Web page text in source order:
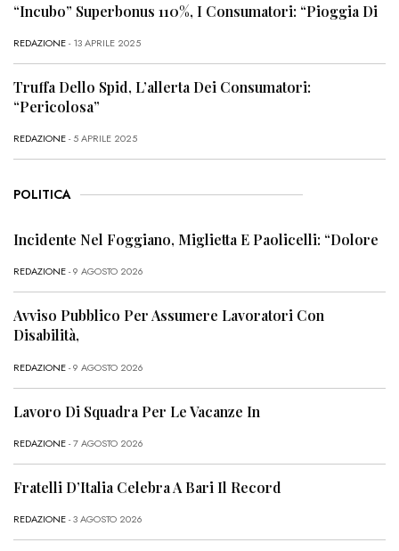
“Incubo” Superbonus 110%, I Consumatori: “Pioggia Di
REDAZIONE- 13 APRILE 2025
Truffa Dello Spid, L’allerta Dei Consumatori:
“Pericolosa”
REDAZIONE- 5 APRILE 2025
POLITICA
Incidente Nel Foggiano, Miglietta E Paolicelli: “Dolore
REDAZIONE- 9 AGOSTO 2026
Avviso Pubblico Per Assumere Lavoratori Con
Disabilità,
REDAZIONE- 9 AGOSTO 2026
Lavoro Di Squadra Per Le Vacanze In
REDAZIONE- 7 AGOSTO 2026
Fratelli D’Italia Celebra A Bari Il Record
REDAZIONE- 3 AGOSTO 2026